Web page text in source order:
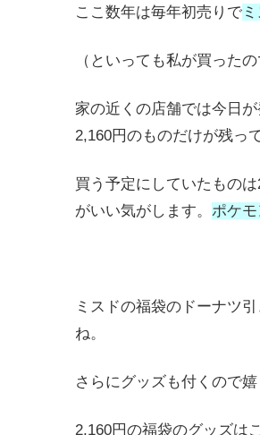
ここ数年は毎年初売りで
（といっても私が買った
家の近くの店舗では今日
2,160円のものだけが残っ
買う予定にしていたもの
がいい気がします。 ポケモ
ミスドの福袋のドーナツ
ね。
さらにグッズも付くので嬉
2,160円の福袋のグッズは